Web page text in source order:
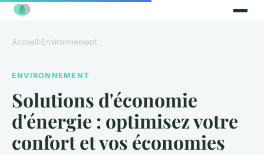
Accueil›Environnement
ENVIRONNEMENT
Solutions d'économie
d'énergie : optimisez votre
confort et vos économies